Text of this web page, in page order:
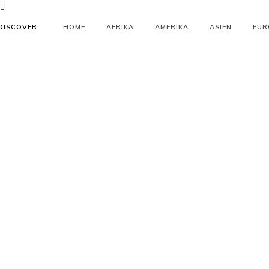
HOME AFRIKA AMERIKA ASIEN